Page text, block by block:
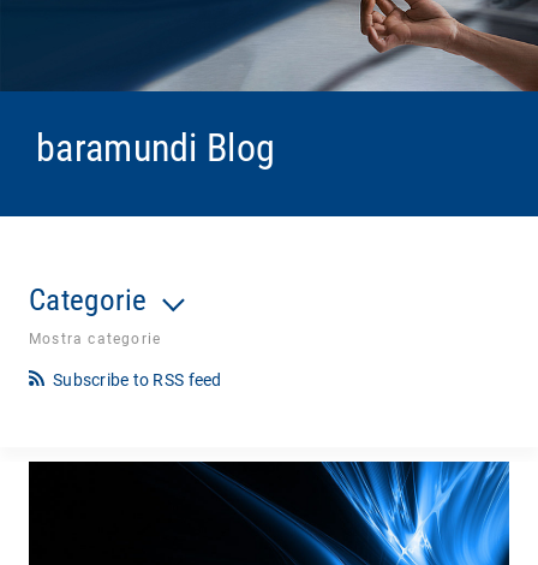
baramundi Blog
Categorie
Mostra categorie
Subscribe to RSS feed